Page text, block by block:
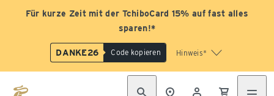
Für kurze Zeit mit der TchiboCard 15% auf fast alles
sparen!*
DANKE26 Code kopieren Hinweis*